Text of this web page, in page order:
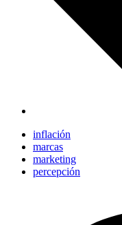
inflación
marcas
marketing
percepción